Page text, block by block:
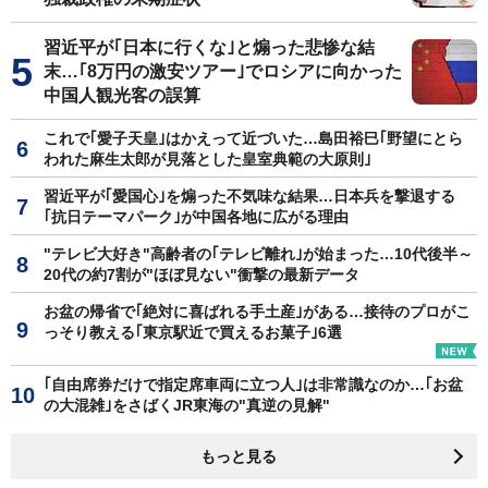
習近平が｢日本に行くな｣と煽った悲惨な結
末…｢8万円の激安ツアー｣でロシアに向かった
中国人観光客の誤算
これで｢愛子天皇｣はかえって近づいた…島田裕巳｢野望にとら
われた麻生太郎が見落とした皇室典範の大原則｣
習近平が｢愛国心｣を煽った不気味な結果…日本兵を撃退する
｢抗日テーマパーク｣が中国各地に広がる理由
"テレビ大好き"高齢者の｢テレビ離れ｣が始まった…10代後半～
20代の約7割が"ほぼ見ない"衝撃の最新データ
お盆の帰省で｢絶対に喜ばれる手土産｣がある…接待のプロがこ
っそり教える｢東京駅近で買えるお菓子｣6選
｢自由席券だけで指定席車両に立つ人｣は非常識なのか…｢お盆
の大混雑｣をさばくJR東海の"真逆の見解"
もっと見る